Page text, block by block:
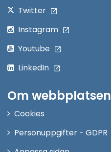
Twitter
Instagram
Youtube
LinkedIn
Om webbplatsen
Cookies
Personuppgifter - GDPR